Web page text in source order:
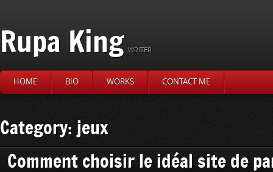
Rupa King WRITER
HOME BIO WORKS CONTACT ME
Category: jeux
Comment choisir le idéal site de